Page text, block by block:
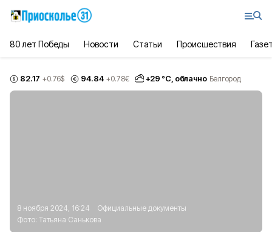
80 лет Победы Новости Статьи Происшествия
82.17 +0.76$ 94.84 +0.78€ +29 °С, облачно Белгород
8 ноября 2024, 16:24
Официальные документы
Фото: Татьяна Санькова